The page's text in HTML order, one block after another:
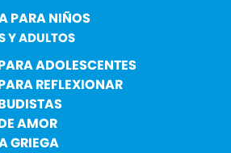
PARA NIÑOS
Y ADULTOS
ADOLESCENTES
REFLEXIONAR
AMOR
GRIEGA